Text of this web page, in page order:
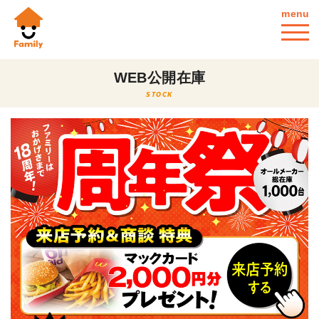
menu
WEB公開在庫
STOCK